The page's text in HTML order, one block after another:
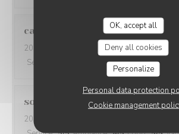
OK, accept all
Deny all cookies
Personalize
Personal data protection
Cookie management
cassandre
2022-08-24
- 19:30 - Guests 7
Service
Ambiance:4/5 Food:4/5
sonia
2022-08-19